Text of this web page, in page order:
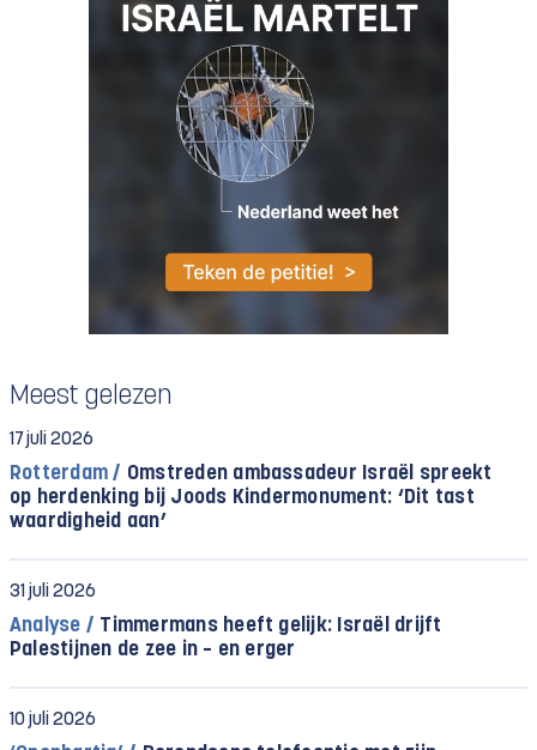
Meest gelezen
17 juli 2026
Rotterdam / Omstreden ambassadeur Israël spreekt
op herdenking bij Joods Kindermonument: ‘Dit tast
waardigheid aan’
31 juli 2026
Analyse / Timmermans heeft gelijk: Israël drijft
Palestijnen de zee in – en erger
10 juli 2026